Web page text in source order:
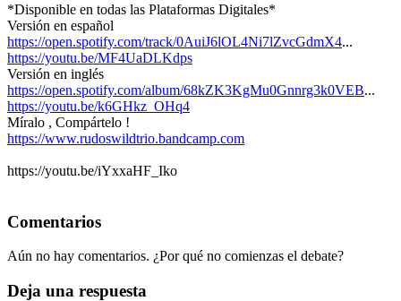
*Disponible en todas las Plataformas Digitales*
Versión en español
https://open.spotify.com/track/0AuiJ6lOL4Ni7lZvcGdmX4...
https://youtu.be/MF4UaDLKdps
Versión en inglés
https://open.spotify.com/album/68kZK3KgMu0Gnnrg3k0VEB...
https://youtu.be/k6GHkz_OHq4
Míralo , Compártelo !
https://www.rudoswildtrio.bandcamp.com
https://youtu.be/iYxxaHF_Iko
Comentarios
Aún no hay comentarios. ¿Por qué no comienzas el debate?
Deja una respuesta